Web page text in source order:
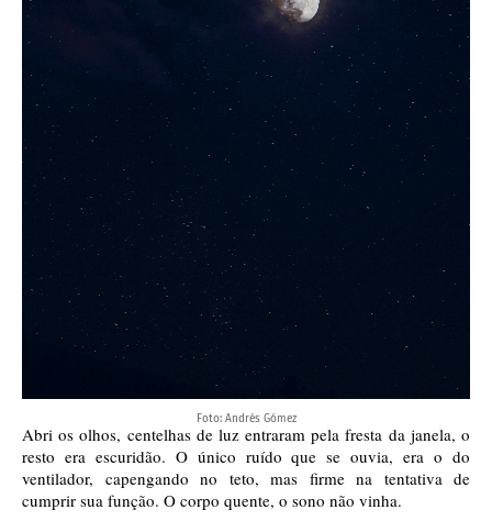
Foto: Andrés Gómez
Abri os olhos, centelhas de luz entraram pela fresta da janela, o
resto era escuridão. O único ruído que se ouvia, era o do
ventilador, capengando no teto, mas firme na tentativa de
cumprir sua função. O corpo quente, o sono não vinha.